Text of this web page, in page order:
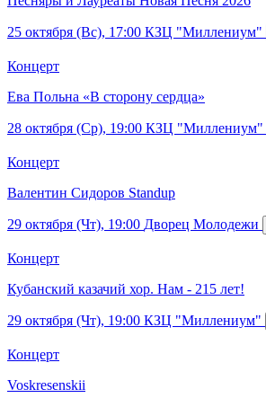
25 октября (Вс), 17:00 КЗЦ "Миллениум"
Концерт
Ева Польна «В сторону сердца»
28 октября (Ср), 19:00 КЗЦ "Миллениум"
Концерт
Валентин Сидоров Standup
29 октября (Чт), 19:00 Дворец Молодежи
Концерт
Кубанский казачий хор. Нам - 215 лет!
29 октября (Чт), 19:00 КЗЦ "Миллениум"
Концерт
Voskresenskii